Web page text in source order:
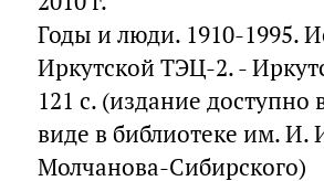
Годы и люди. 1910-1995.
Иркутской ТЭЦ-2. -
121 с. (издание доступно
виде в библиотеке им. И.
Молчанова-Сибирского)